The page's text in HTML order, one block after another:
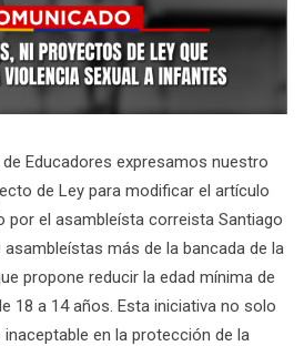
Educadores expresamos nuestro
de Ley para modificar el artículo
por el asambleísta correista Santiago
más de la bancada de la
propone reducir la edad mínima de
18 a 14 años. Esta iniciativa no solo
en la protección de la